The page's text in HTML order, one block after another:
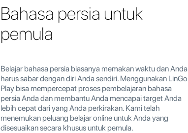
Bahasa persia untuk
pemula
Belajar bahasa persia biasanya memakan waktu dan Anda
harus sabar dengan diri Anda sendiri. Menggunakan LinGo
Play bisa mempercepat proses pembelajaran bahasa
persia Anda dan membantu Anda mencapai target Anda
lebih cepat dari yang Anda perkirakan. Kami telah
menemukan peluang belajar online untuk Anda yang
disesuaikan secara khusus untuk pemula.